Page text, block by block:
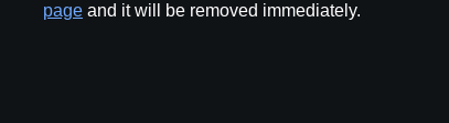
page and it will be removed immediately.